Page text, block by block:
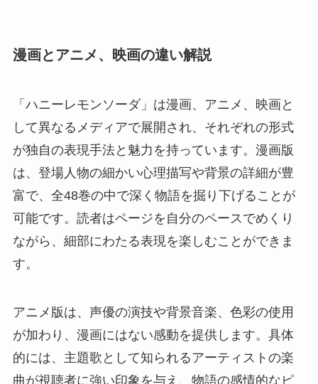
漫画とアニメ、映画の違い解説
「ハニーレモンソーダ」は漫画、アニメ、映画と
して異なるメディアで展開され、それぞれの形式
が独自の表現手法と魅力を持っています。漫画版
は、登場人物の細かい心理描写や背景の詳細が豊
富で、全48巻の中で深く物語を掘り下げることが
可能です。読者はページを自分のペースでめくり
ながら、細部にわたる表現を楽しむことができま
す。
アニメ版は、声優の演技や背景音楽、色彩の使用
が加わり、漫画にはない感動を提供します。具体
的には、主題歌として知られるアーティストの楽
曲が視聴者に強い印象を与え、物語の感情的なピ